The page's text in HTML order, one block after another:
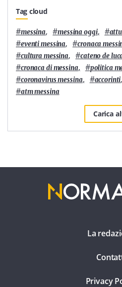
Tag cloud
#messina, #messina oggi, #
#eventi messina, #cronaca
#cultura messina, #cateno de
#cronaca di messina, #politica
#coronavirus messina, #accorinti,
#atm messina
Carica
La
Privacy